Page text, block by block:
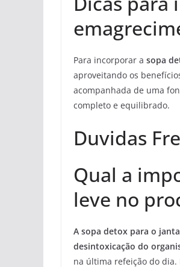
Para incorporar a sopa
aproveitando os
acompanhada de uma
completo e equilibrado.
Duvidas
Qual a
leve no
A sopa detox para o
desintoxicação do
na última refeição do